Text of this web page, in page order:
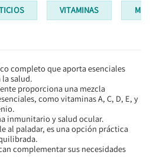
VITAMINAS
completo que aporta esenciales
salud.
proporciona una mezcla
como vitaminas A, C, D, E, y
inmunitario y salud ocular.
al paladar, es una opción práctica
complementar sus necesidades